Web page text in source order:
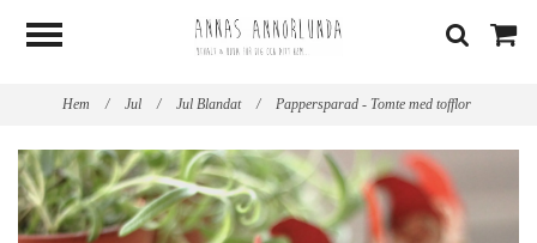
Hem / Jul / Jul Blandat / Pappersparad - Tomte med tofflor